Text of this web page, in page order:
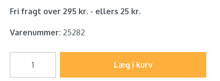
Fri fragt over 295 kr. - ellers 25 kr.
Varenummer: 25282
Læg i kurv